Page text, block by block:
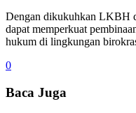
Dengan dikukuhkan LKBH
dapat memperkuat
hukum di lingkungan
0
Baca Juga